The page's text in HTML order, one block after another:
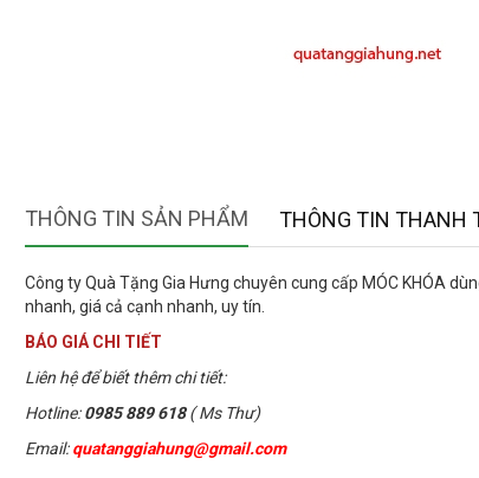
THÔNG TIN SẢN PHẨM THÔNG TIN THANH
Công ty Quà Tặng Gia Hưng chuyên cung cấp MÓC KHÓA
nhanh, giá cả cạnh nhanh, uy tín.
BÁO GIÁ CHI TIẾT
Liên hệ để biết thêm chi tiết:
Hotline: 0985 889 618 ( Ms Thư)
Email: quatanggiahung@gmail.com